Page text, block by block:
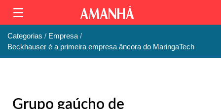
Categorias
Empresa
Beckhauser é a primeira empresa âncora do MaringaTech
Grupo gaúcho de